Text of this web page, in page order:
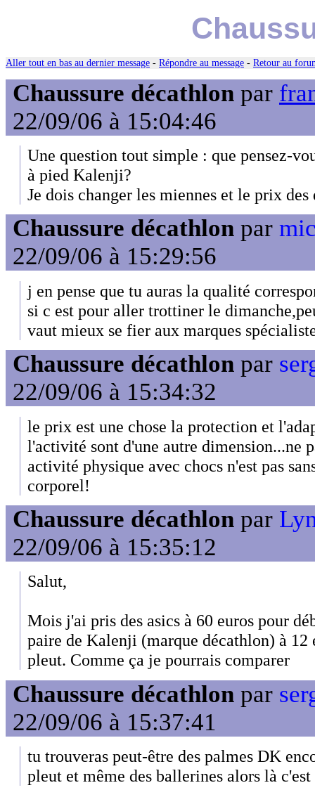
Aller tout en bas au dernier message - Répondre au message - Retour au
Chaussure décathlon par
22/09/06 à 15:04:46
Une question tout simple : que pensez-
à pied Kalenji?
Je dois changer les miennes et le prix des
Chaussure décathlon par
22/09/06 à 15:29:56
j en pense que tu auras la qualité
si c est pour aller trottiner le
vaut mieux se fier aux marques
Chaussure décathlon par
22/09/06 à 15:34:32
le prix est une chose la protection et
l'activité sont d'une autre dimension...ne
activité physique avec chocs n'est pas
corporel!
Chaussure décathlon par
22/09/06 à 15:35:12
Salut,
Mois j'ai pris des asics à 60 euros pour
paire de Kalenji (marque décathlon) à 12
pleut. Comme ça je pourrais comparer
Chaussure décathlon par
22/09/06 à 15:37:41
tu trouveras peut-être des palmes DK
pleut et même des ballerines alors là c'est